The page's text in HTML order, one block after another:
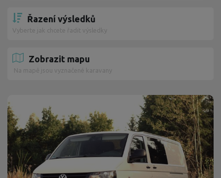
Řazení výsledků
Vyberte jak chcete řadit výsledky
Zobrazit mapu
Na mapě jsou vyznačené karavany